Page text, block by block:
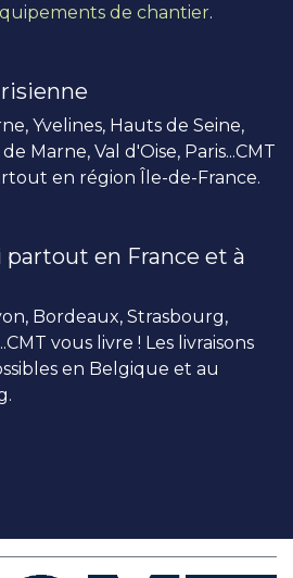
de chantier.
Yvelines, Hauts de Seine,
Marne, Val d'Oise, Paris...CMT
en région Île-de-France.
partout en France et à
Bordeaux, Strasbourg,
vous livre ! Les livraisons
en Belgique et au